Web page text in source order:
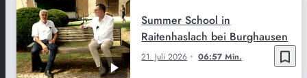
bookmark_border
21. Juli 2026 06:57 Min.
Summer School in
Raitenhaslach bei Burghausen